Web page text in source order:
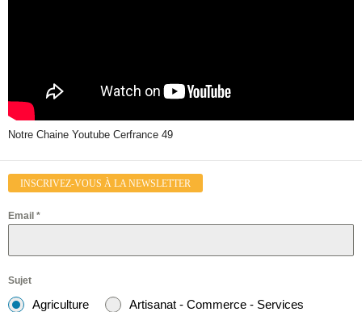
Notre Chaine Youtube Cerfrance 49
INSCRIVEZ-VOUS À LA NEWSLETTER
Email *
Sujet
Agriculture Artisanat - Commerce - Services